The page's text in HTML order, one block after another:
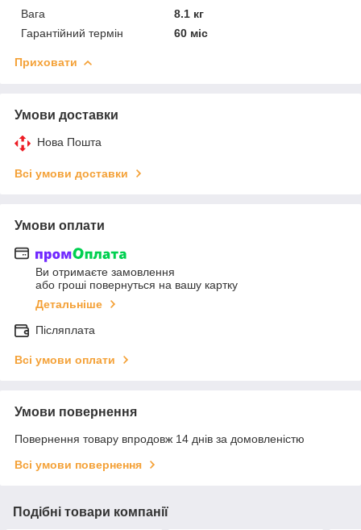
Вага
8.1 кг
Гарантійний термін
60 міс
Приховати
Умови доставки
Нова Пошта
Всі умови доставки
Умови оплати
Ви отримаєте замовлення
або гроші повернуться на вашу картку
Детальніше
Післяплата
Всі умови оплати
Умови повернення
Повернення товару впродовж 14 днів за домовленістю
Всі умови повернення
Подібні товари компанії